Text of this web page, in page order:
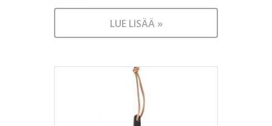
LUE LISÄÄ »